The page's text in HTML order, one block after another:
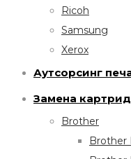
Ricoh
Samsung
Xerox
Аутсорсинг
Замена
Brother
Brother